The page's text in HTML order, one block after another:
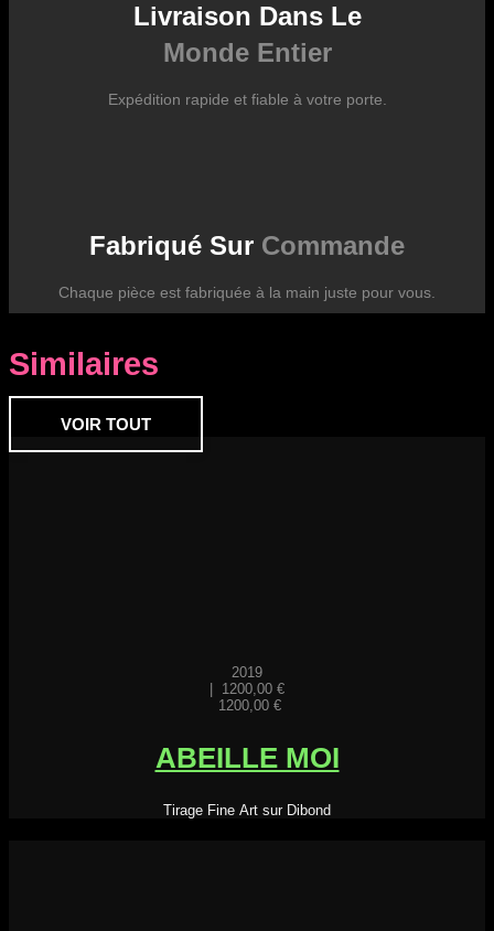
Livraison Dans Le
Monde Entier
Expédition rapide et fiable à votre porte.
Fabriqué Sur Commande
Chaque pièce est fabriquée à la main juste pour vous.
Similaires
VOIR TOUT
2019
1200,00 €
1200,00 €
ABEILLE MOI
Tirage Fine Art sur Dibond